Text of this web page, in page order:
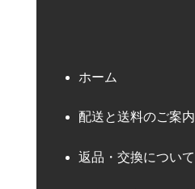
ホーム
配送と送料のご案内
返品・交換について